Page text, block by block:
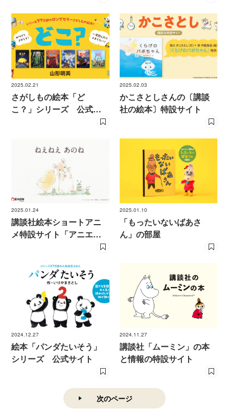
2025.02.21
さがしもの絵本「ど
こ？」シリーズ 公式サ
2025.02.03
かこさとしさんの〔講談
社の絵本〕特設サイト
2025.01.24
講談社絵本ショートアニ
メ特設サイト「アニエホ
ン『ねえねえ あのね』」
2025.01.10
「もったいないばあさ
ん」の部屋
2024.12.27
絵本「パンダたいそう」
シリーズ 公式サイト
2024.11.27
講談社「ムーミン」の本
と情報の特設サイト
次のページ